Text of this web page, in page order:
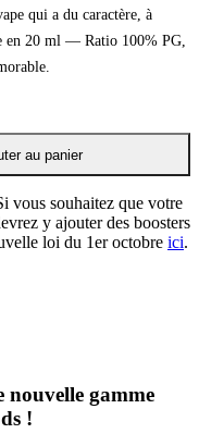
qui a du caractère, à
en 20 ml — Ratio 100% PG,
au panier
vous souhaitez que votre
y ajouter des boosters
loi du 1er octobre ici.
nouvelle gamme
!